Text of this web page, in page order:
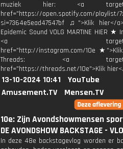
muziek hier: <a
href="https://open.spotify.com/playlist/
si=7364e5ead47547bf ♫">Klik hier</
Epidemic Sound VOLG MARTINE HIER ★
<a
href="http://instagram.com/10e
Threads: <a
href="https://threads.net/10e">Klik
13-10-2024 10:41
YouTube
Amusement.TV
Mensen.TV
10e: Zijn Avondshowmensen
DE AVONDSHOW BACKSTAGE -
In deze 48e backstagevlog worden er